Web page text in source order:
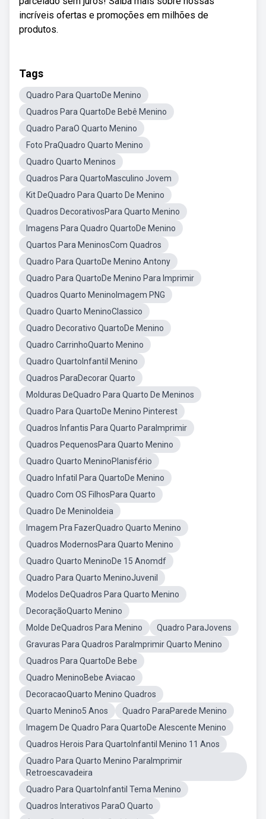
incríveis ofertas e promoções em milhões de
produtos.
Tags
Quadro Para QuartoDe Menino
Quadros Para QuartoDe Bebê Menino
Quadro ParaO Quarto Menino
Foto PraQuadro Quarto Menino
Quadro Quarto Meninos
Quadros Para QuartoMasculino Jovem
Kit DeQuadro Para Quarto De Menino
Quadros DecorativosPara Quarto Menino
Imagens Para Quadro QuartoDe Menino
Quartos Para MeninosCom Quadros
Quadro Para QuartoDe Menino Antony
Quadro Para QuartoDe Menino Para Imprimir
Quadros Quarto MeninoImagem PNG
Quadro Quarto MeninoClassico
Quadro Decorativo QuartoDe Menino
Quadro CarrinhoQuarto Menino
Quadro QuartoInfantil Menino
Quadros ParaDecorar Quarto
Molduras DeQuadro Para Quarto De Meninos
Quadro Para QuartoDe Menino Pinterest
Quadros Infantis Para Quarto ParaImprimir
Quadros PequenosPara Quarto Menino
Quadro Quarto MeninoPlanisfério
Quadro Infatil Para QuartoDe Menino
Quadro Com OS FilhosPara Quarto
Quadro De MeninoIdeia
Imagem Pra FazerQuadro Quarto Menino
Quadros ModernosPara Quarto Menino
Quadro Quarto MeninoDe 15 Anomdf
Quadro Para Quarto MeninoJuvenil
Modelos DeQuadros Para Quarto Menino
DecoraçãoQuarto Menino
Molde DeQuadros Para Menino
Quadro ParaJovens
Gravuras Para Quadros ParaImprimir Quarto Menino
Quadros Para QuartoDe Bebe
Quadro MeninoBebe Aviacao
DecoracaoQuarto Menino Quadros
Quarto Menino5 Anos
Quadro ParaParede Menino
Imagem De Quadro Para QuartoDe Alescente Menino
Quadros Herois Para QuartoInfantil Menino 11 Anos
Quadro Para Quarto Menino ParaImprimir
Retroescavadeira
Quadro Para QuartoInfantil Tema Menino
Quadros Interativos ParaO Quarto